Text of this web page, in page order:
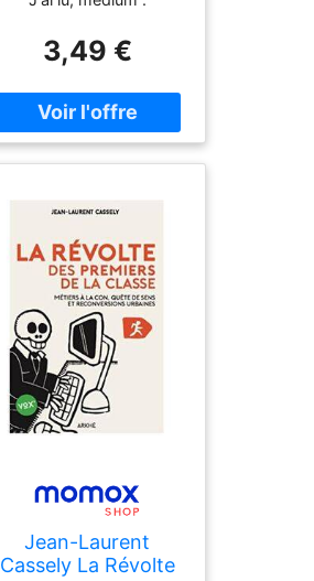
Urbaines
publicationDate : 2019-
08-28, ISBN :
2290164194
3,49 €
Jean-Laurent
Cassely La Révolte